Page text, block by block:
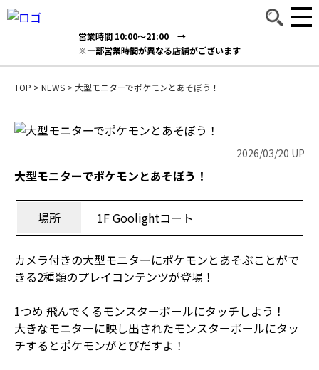
営業時間 10:00～21:00 →
※一部営業時間が異なる店舗がございます
TOP > NEWS > 大型モニターでポケモンとあそぼう！
2026/03/20 UP
大型モニターでポケモンとあそぼう！
場所 1F Goolightコート
カメラ付きの大型モニターにポケモンとあそぶことがで
きる2種類のプレイコンテンツが登場！
1つめ 飛んでくるモンスターボールにタッチしよう！
大きなモニターに映し出されたモンスターボールにタッ
チするとポケモンがとびだすよ！